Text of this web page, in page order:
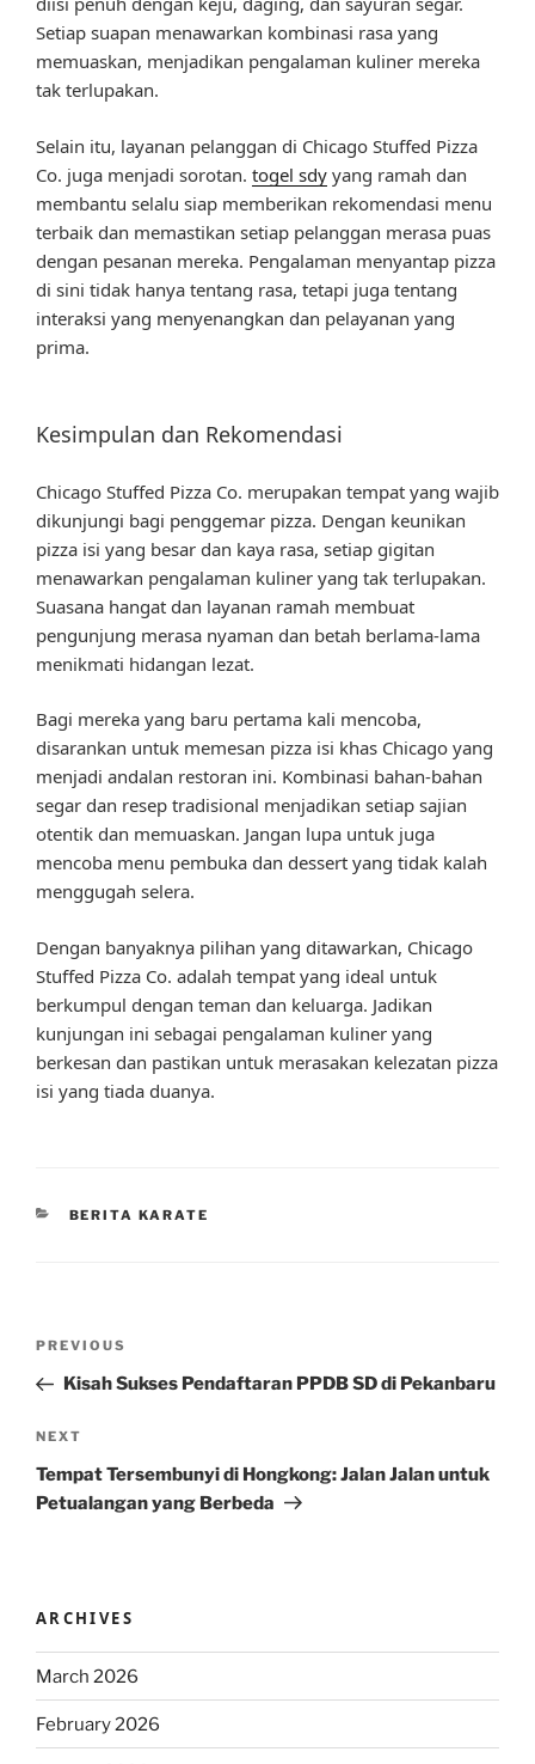
Setiap suapan menawarkan kombinasi rasa yang
memuaskan, menjadikan pengalaman kuliner mereka
tak terlupakan.
Selain itu, layanan pelanggan di Chicago Stuffed Pizza
Co. juga menjadi sorotan. togel sdy yang ramah dan
membantu selalu siap memberikan rekomendasi menu
terbaik dan memastikan setiap pelanggan merasa puas
dengan pesanan mereka. Pengalaman menyantap pizza
di sini tidak hanya tentang rasa, tetapi juga tentang
interaksi yang menyenangkan dan pelayanan yang
prima.
Kesimpulan dan Rekomendasi
Chicago Stuffed Pizza Co. merupakan tempat yang wajib
dikunjungi bagi penggemar pizza. Dengan keunikan
pizza isi yang besar dan kaya rasa, setiap gigitan
menawarkan pengalaman kuliner yang tak terlupakan.
Suasana hangat dan layanan ramah membuat
pengunjung merasa nyaman dan betah berlama-lama
menikmati hidangan lezat.
Bagi mereka yang baru pertama kali mencoba,
disarankan untuk memesan pizza isi khas Chicago yang
menjadi andalan restoran ini. Kombinasi bahan-bahan
segar dan resep tradisional menjadikan setiap sajian
otentik dan memuaskan. Jangan lupa untuk juga
mencoba menu pembuka dan dessert yang tidak kalah
menggugah selera.
Dengan banyaknya pilihan yang ditawarkan, Chicago
Stuffed Pizza Co. adalah tempat yang ideal untuk
berkumpul dengan teman dan keluarga. Jadikan
kunjungan ini sebagai pengalaman kuliner yang
berkesan dan pastikan untuk merasakan kelezatan pizza
isi yang tiada duanya.
CATEGORIES
BERITA KARATE
Previous
Post
PREVIOUS
Kisah Sukses Pendaftaran PPDB SD di Pekanbaru
Next
Post
NEXT
Tempat Tersembunyi di Hongkong: Jalan Jalan untuk
Petualangan yang Berbeda
ARCHIVES
March 2026
February 2026